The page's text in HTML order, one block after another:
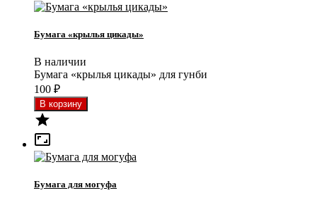
Бумага «крылья цикады»
В наличии
Бумага «крылья цикады» для гунби
100 ₽


Бумага для могуфа